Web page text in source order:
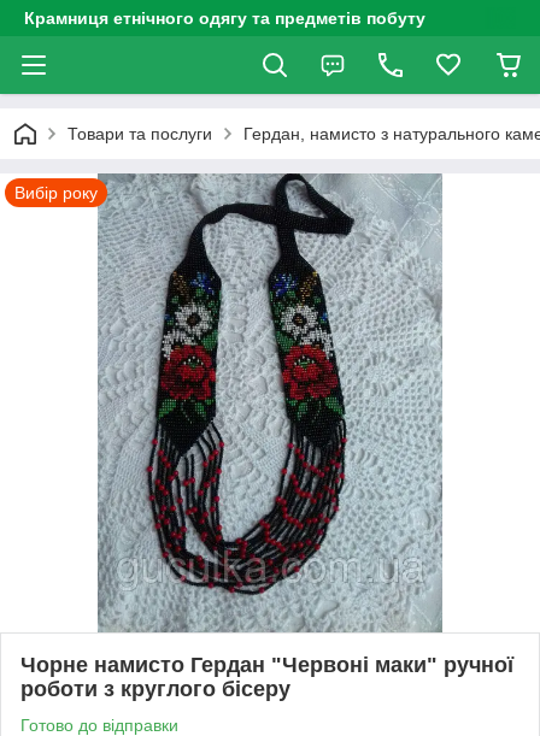
Крамниця етнічного одягу та предметів побуту
Товари та послуги Гердан, намисто з натурального
Вибір року
Чорне намисто Гердан "Червоні маки" ручної
роботи з круглого бісеру
Готово до відправки